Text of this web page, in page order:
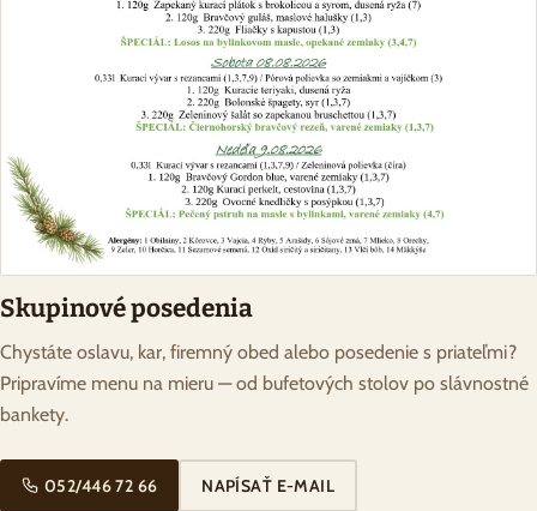
Skupinové posedenia
Chystáte oslavu, kar, firemný obed alebo posedenie s priateľmi?
Pripravíme menu na mieru — od bufetových stolov po slávnostné
bankety.
052/446 72 66 NAPÍSAŤ E-MAIL